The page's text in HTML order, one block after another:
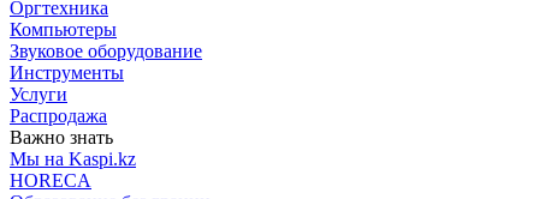
Оргтехника
Компьютеры
Звуковое оборудование
Инструменты
Услуги
Распродажа
Важно знать
Мы на Kaspi.kz
HORECA